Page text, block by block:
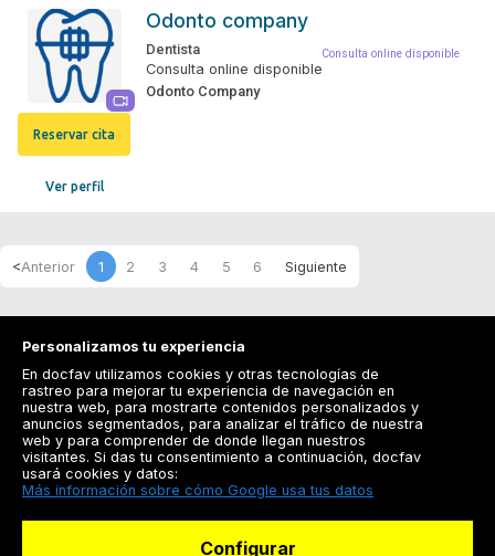
Ver perfil
Reservar cita
Odonto company
Dentista Consulta online disponible
Consulta online disponible
Odonto Company
1 2 3 4 5 6
Registrarse
Docfav
Personalizamos tu experiencia
En docfav utilizamos cookies y otras tecnologías de
rastreo para mejorar tu experiencia de navegación en
nuestra web, para mostrarte contenidos personalizados y
anuncios segmentados, para analizar el tráfico de nuestra
web y para comprender de donde llegan nuestros
visitantes. Si das tu consentimiento a continuación, docfav
usará cookies y datos:
Más información sobre cómo Google usa tus datos
Configurar